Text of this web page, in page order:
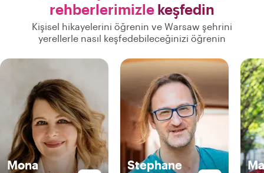
rehberlerimizle keşfedin
Kişisel hikayelerini öğrenin ve Warsaw şehrini
yerellerle nasıl keşfedebileceğinizi öğrenin
Mona Stephane